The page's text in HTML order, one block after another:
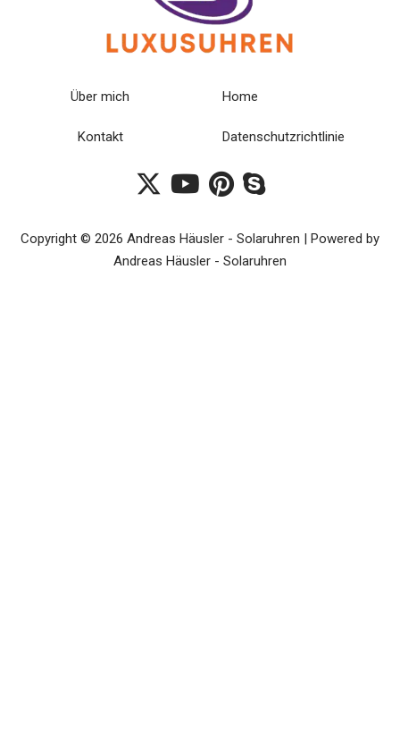
Über mich
Kontakt
Home
Datenschutzrichtlinie
Copyright © 2026 Andreas Häusler - Solaruhren | Powered by
Andreas Häusler - Solaruhren